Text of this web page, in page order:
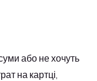
або не хочуть
на картці,